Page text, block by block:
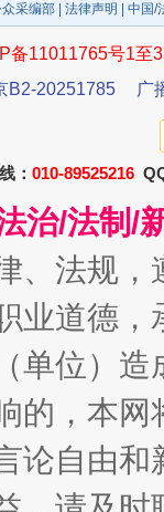
采编部 法律声明 | 中国
备11011765号1至
B2-20251785
广
： 010-89525216
治/法制/
、法规
业道德
单位）
的，本
论自由